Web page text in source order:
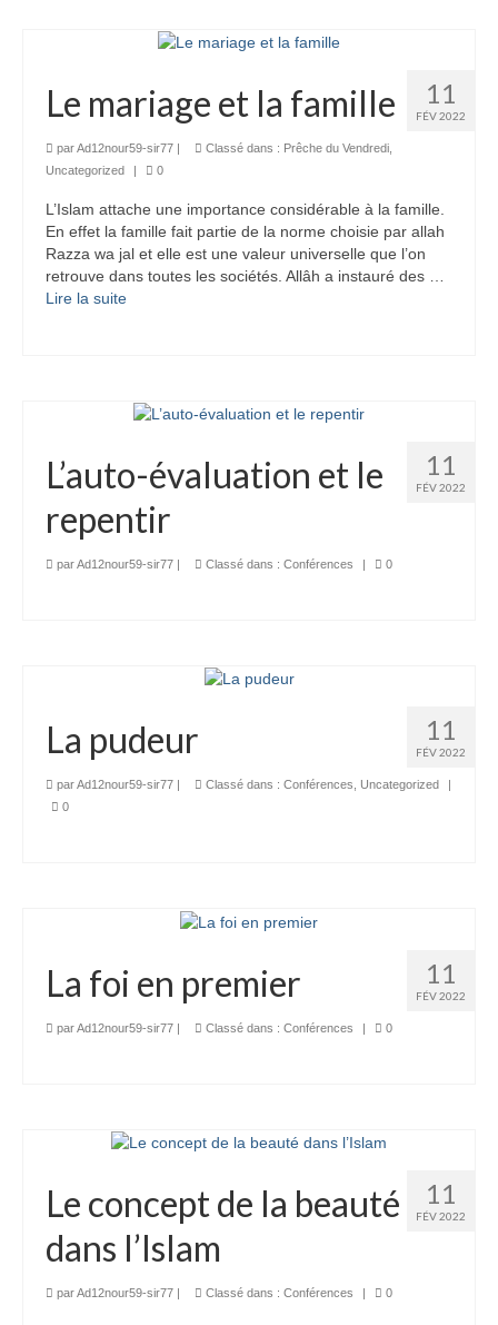
11
FÉV 2022
Le mariage et la famille
parAd12nour59-sir77 | Classé dans : Prêche du Vendredi
Uncategorized
| 0
L’Islam attache une importance considérable à la famille.
En effet la famille fait partie de la norme choisie par allah
Razza wa jal et elle est une valeur universelle que l’on
retrouve dans toutes les sociétés. Allâh a instauré des …
Lire la suite­­
11
FÉV 2022
L’auto-évaluation et le
repentir
parAd12nour59-sir77 | Classé dans : Conférences | 0
11
FÉV 2022
La pudeur
parAd12nour59-sir77 Classé dans : Conférences, Uncategorized
0
11
FÉV 2022
La foi en premier
parAd12nour59-sir77 | Classé dans : Conférences | 0
11
FÉV 2022
Le concept de la beauté
dans l’Islam
parAd12nour59-sir77 | Classé dans : Conférences | 0